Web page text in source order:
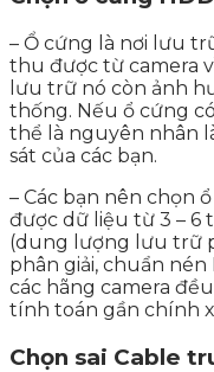
– Ổ cứng là nơi lưu
thu được từ camera
lưu trữ nó còn ảnh
thống. Nếu ổ cứng
thể là nguyên nhân
sát của các bạn.
– Các bạn nên chọn
được dữ liệu từ 3 – 6
(dung lượng lưu trữ
phân giải, chuẩn nén
các hãng camera
tính toán gần chính
Chọn sai Cable